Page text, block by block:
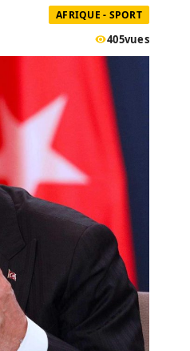
AFRIQUE - SPORT
405vues